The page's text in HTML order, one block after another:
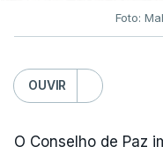
Foto:
OUVIR
O Conselho de Paz